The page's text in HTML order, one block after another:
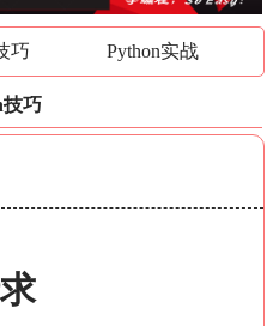
巧 Python实战
技巧